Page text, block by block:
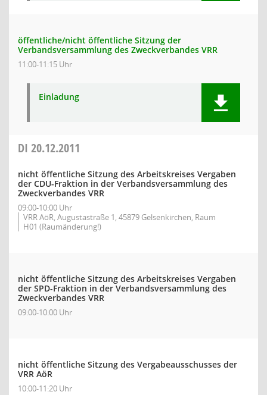
öffentliche/nicht öffentliche Sitzung der
Verbandsversammlung des Zweckverbandes VRR
11:00-11:15 Uhr
Einladung
DI 20.12.2011
nicht öffentliche Sitzung des Arbeitskreises Vergaben
der CDU-Fraktion in der Verbandsversammlung des
Zweckverbandes VRR
09:00-10:00 Uhr
VRR AöR, Augustastraße 1, 45879 Gelsenkirchen, Raum
H01 (Raumänderung!)
nicht öffentliche Sitzung des Arbeitskreises Vergaben
der SPD-Fraktion in der Verbandsversammlung des
Zweckverbandes VRR
09:00-10:00 Uhr
nicht öffentliche Sitzung des Vergabeausschusses der
VRR AöR
10:00-11:20 Uhr